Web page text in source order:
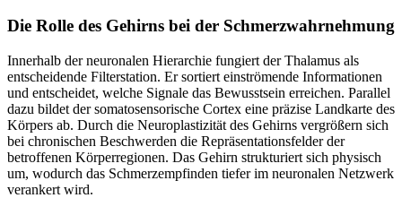
Die Rolle des Gehirns bei der Schmerzwahrnehmung
Innerhalb der neuronalen Hierarchie fungiert der Thalamus als
entscheidende Filterstation. Er sortiert einströmende Informationen
und entscheidet, welche Signale das Bewusstsein erreichen. Parallel
dazu bildet der somatosensorische Cortex eine präzise Landkarte des
Körpers ab. Durch die Neuroplastizität des Gehirns vergrößern sich
bei chronischen Beschwerden die Repräsentationsfelder der
betroffenen Körperregionen. Das Gehirn strukturiert sich physisch
um, wodurch das Schmerzempfinden tiefer im neuronalen Netzwerk
verankert wird.